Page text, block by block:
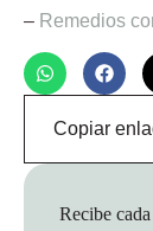
– Remedios
Copiar
Recibe